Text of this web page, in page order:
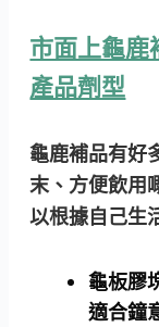
市面上龜鹿
產品劑型
龜鹿補品有好
末、方便飲用
以根據自己生
龜板膠
適合鐘